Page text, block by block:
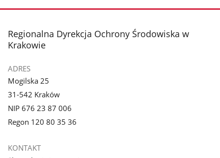
stopka
Regionalna Dyrekcja Ochrony Środowiska w
Krakowie
ADRES
Mogilska 25
31-542 Kraków
NIP 676 23 87 006
Regon 120 80 35 36
KONTAKT